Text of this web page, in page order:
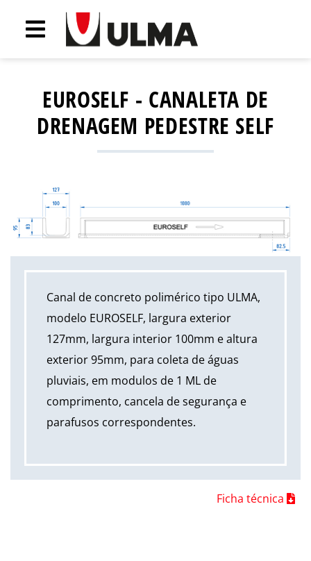
EUROSELF - CANALETA DE
DRENAGEM PEDESTRE SELF
Canal de concreto polimérico tipo ULMA,
modelo EUROSELF, largura exterior
127mm, largura interior 100mm e altura
exterior 95mm, para coleta de águas
pluviais, em modulos de 1 ML de
comprimento, cancela de segurança e
parafusos correspondentes.
Ficha técnica